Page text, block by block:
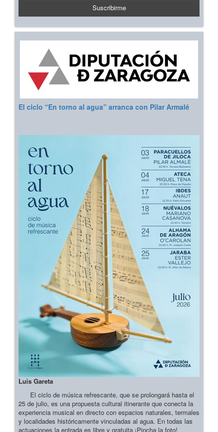
El ciclo “En torno al agua” arranca con Pilar Armalé
Luis Gareta
El ciclo de música refrescante, que se prolongará hasta el
25 de julio, es una propuesta cultural itinerante que conecta la
experiencia musical en directo con espacios naturales, termales
y localidades históricamente vinculadas al agua. En todas las
actuaciones la entrada es libre y gratuita ¡Pincha la foto!